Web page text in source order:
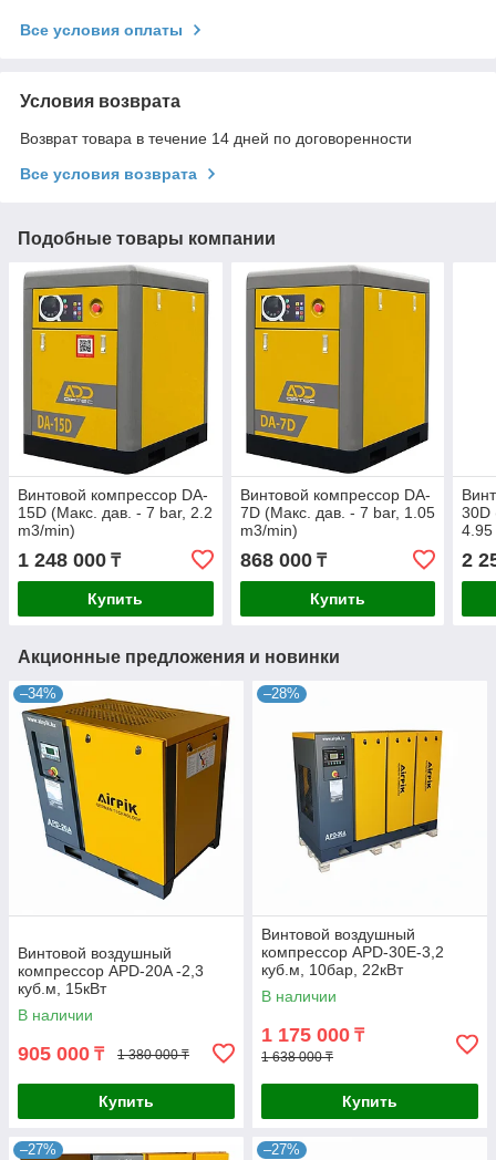
Все условия оплаты
Условия возврата
Возврат товара в течение 14 дней по договоренности
Все условия возврата
Подобные товары компании
Винтовой компрессор DA-
15D (Макс. дав. - 7 bar, 2.2
m3/min)
1 248 000 ₸
Купить
Винтовой компрессор DA-
7D (Макс. дав. - 7 bar, 1.05
m3/min)
868 000₸
Купить
30D
2
Акционные предложения и новинки
–34%
Винтовой воздушный
компрессор APD-20A -2,3
куб.м, 15кВт
В наличии
905 000 ₸ 1 380 000 ₸
Купить
–28%
Винтовой воздушный
компрессор APD-30E-3,2
куб.м, 10бар, 22кВт
В наличии
1 175 000 ₸
1 638 000 ₸
Купить
–27% –27%